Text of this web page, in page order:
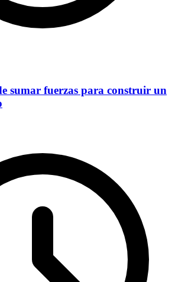
sumar fuerzas para construir un